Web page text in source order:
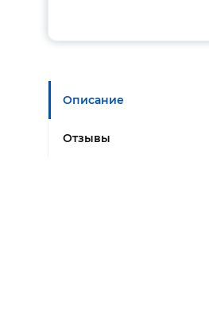
Описание
Отзывы